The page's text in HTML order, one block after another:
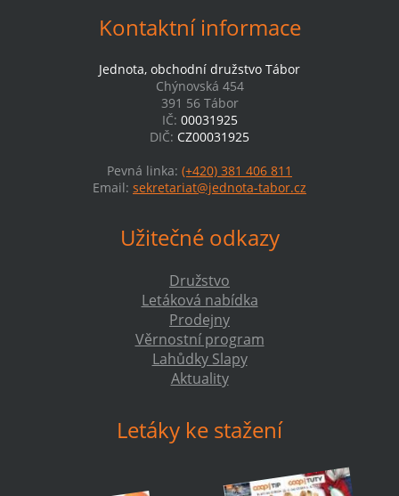
Kontaktní informace
Jednota, obchodní družstvo Tábor
Chýnovská 454
391 56 Tábor
IČ: 00031925
DIČ: CZ00031925
Pevná linka: (+420) 381 406 811
Email: sekretariat@jednota-tabor.cz
Užitečné odkazy
Družstvo
Letáková nabídka
Prodejny
Věrnostní program
Lahůdky Slapy
Aktuality
Letáky ke stažení